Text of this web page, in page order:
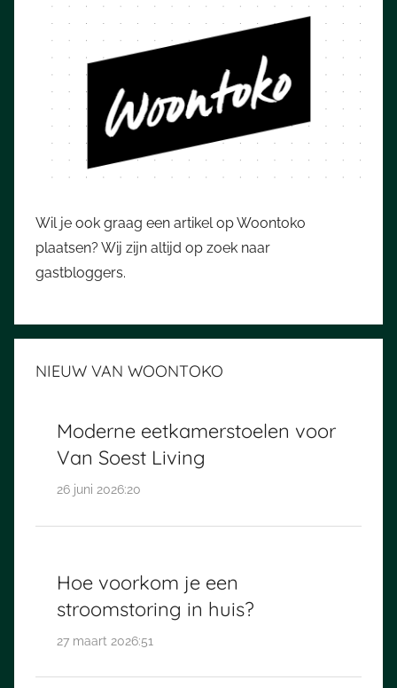
Wil je ook graag een artikel op Woontoko
plaatsen? Wij zijn altijd op zoek naar
gastbloggers.
NIEUW VAN WOONTOKO
Moderne eetkamerstoelen voor
Van Soest Living
26 juni 2026:20
Hoe voorkom je een
stroomstoring in huis?
27 maart 2026:51